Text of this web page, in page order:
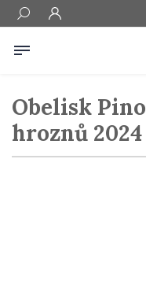
Obelisk
hroznů 2024